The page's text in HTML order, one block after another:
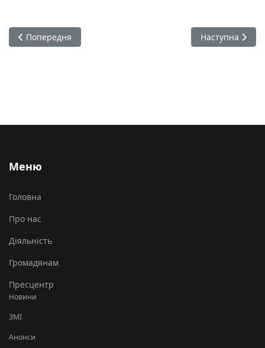
Попередня стаття: Понад €65 млрд збитків та майже 6,5
Попередня Наступна
Наступна
Меню
Головна
Про нас
Діяльність
Громадянам
Пресцентр
Новини
ЗМІ
Анонси